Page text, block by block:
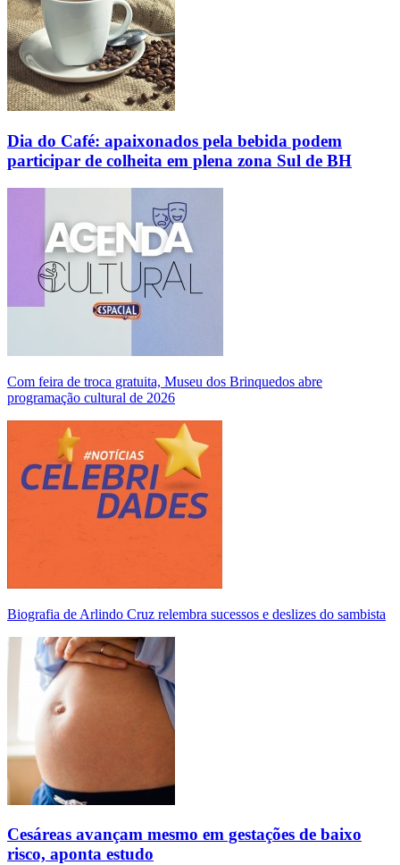
Dia do Café: apaixonados pela bebida podem
participar de colheita em plena zona Sul de BH
Com feira de troca gratuita, Museu dos Brinquedos abre
programação cultural de 2026
Biografia de Arlindo Cruz relembra sucessos e deslizes do sambista
Cesáreas avançam mesmo em gestações de baixo
risco, aponta estudo